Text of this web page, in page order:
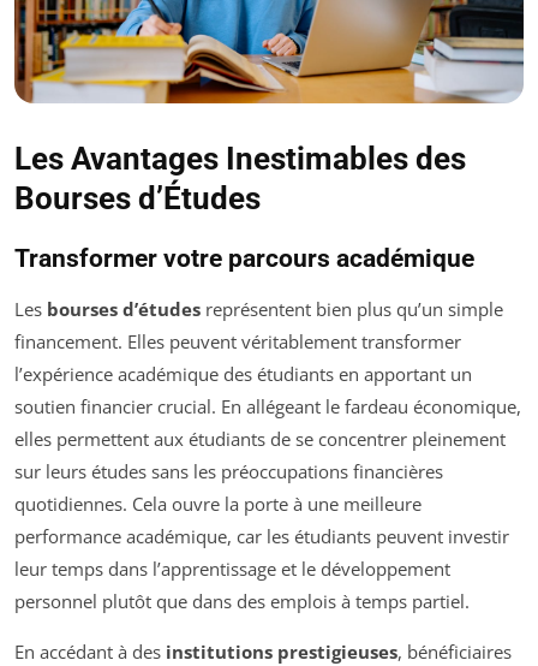
Les Avantages Inestimables des
Bourses d’Études
Transformer votre parcours académique
Les bourses d’études représentent bien plus qu’un simple
financement. Elles peuvent véritablement transformer
l’expérience académique des étudiants en apportant un
soutien financier crucial. En allégeant le fardeau économique,
elles permettent aux étudiants de se concentrer pleinement
sur leurs études sans les préoccupations financières
quotidiennes. Cela ouvre la porte à une meilleure
performance académique, car les étudiants peuvent investir
leur temps dans l’apprentissage et le développement
personnel plutôt que dans des emplois à temps partiel.
En accédant à des institutions prestigieuses, bénéficiaires